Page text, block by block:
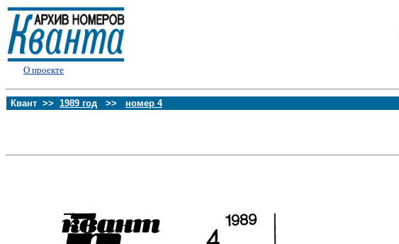
О проекте
Квант >> 1989 год >> номер 4